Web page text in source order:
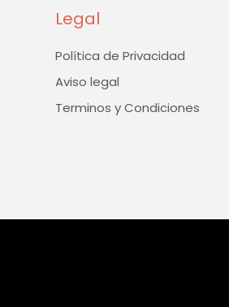
Legal
Política de Privacidad
Aviso legal
Terminos y Condiciones